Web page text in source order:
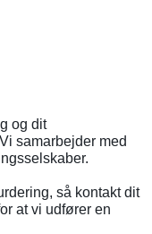
og dit
samarbejder med
så kontakt dit
at vi udfører en